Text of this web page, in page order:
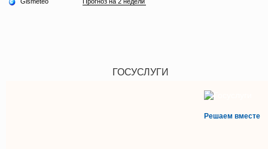
ГОСУСЛУГИ
Решаем вместе